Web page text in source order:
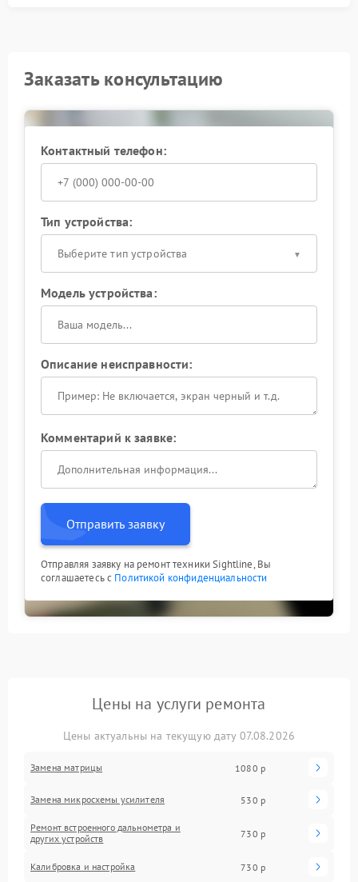
Заказать консультацию
Контактный телефон:
Тип устройства:
Выберите тип устройства
Модель устройства:
Описание неисправности:
Комментарий к заявке:
Отправить заявку
Отправляя заявку на ремонт техники Sightline, Вы
соглашаетесь с Политикой конфиденциальности
Цены на услуги ремонта
Цены актуальны на текущую дату 07.08.2026
Замена матрицы 1080 р
Замена микросхемы усилителя 530 р
Ремонт встроенного дальнометра и
других устройств
730 р
Калибровка и настройка 730 р